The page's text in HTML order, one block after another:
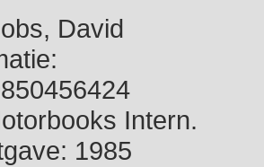
David
Intern.
1985